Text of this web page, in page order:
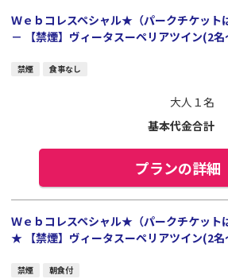
Ｗｅｂコレスペシャル★（パークチケット
－ 【禁煙】ヴィータスーペリアツイン(2
禁煙 食事なし
大人１名
基本代金合計
プランの詳細
Ｗｅｂコレスペシャル★（パークチケット
★ 【禁煙】ヴィータスーペリアツイン(2名
禁煙 朝食付